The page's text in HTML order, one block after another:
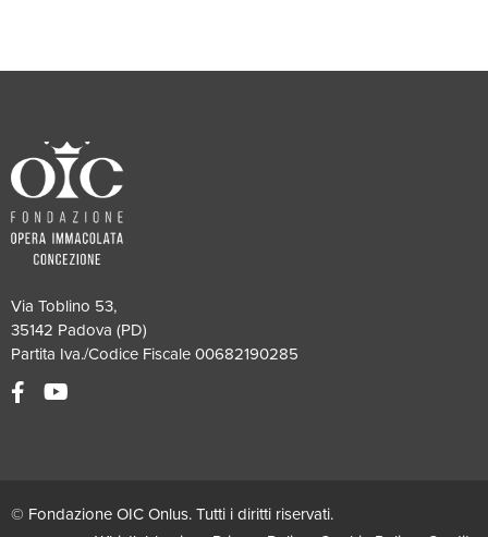
Via Toblino 53,
35142 Padova (PD)
Partita Iva./Codice Fiscale 00682190285
© Fondazione OIC Onlus. Tutti i diritti riservati.